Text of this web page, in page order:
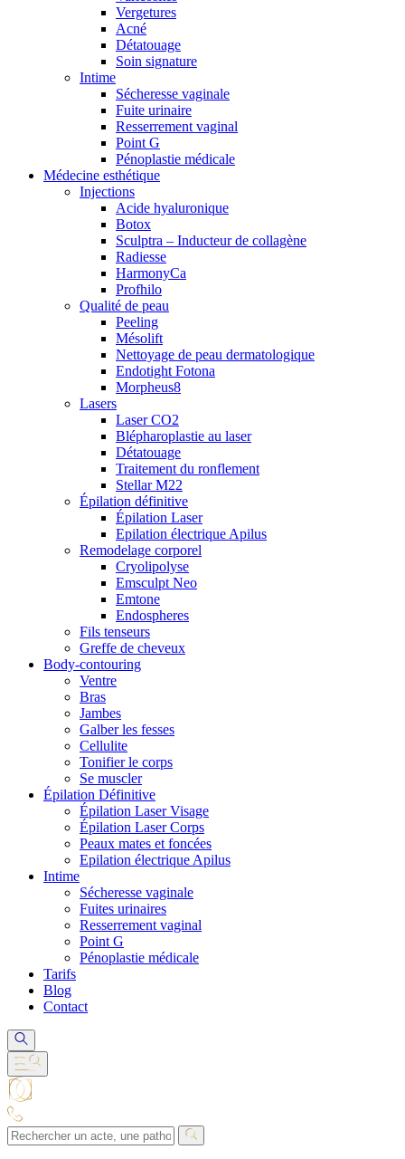
Vergetures
Acné
Détatouage
Soin signature
Intime
Sécheresse vaginale
Fuite urinaire
Resserrement vaginal
Point G
Pénoplastie médicale
Médecine esthétique
Injections
Acide hyaluronique
Botox
Sculptra – Inducteur de collagène
Radiesse
HarmonyCa
Profhilo
Qualité de peau
Peeling
Mésolift
Nettoyage de peau dermatologique
Endotight Fotona
Morpheus8
Lasers
Laser CO2
Blépharoplastie au laser
Détatouage
Traitement du ronflement
Stellar M22
Épilation définitive
Épilation Laser
Epilation électrique Apilus
Remodelage corporel
Cryolipolyse
Emsculpt Neo
Emtone
Endospheres
Fils tenseurs
Greffe de cheveux
Body-contouring
Ventre
Bras
Jambes
Galber les fesses
Cellulite
Tonifier le corps
Se muscler
Épilation Définitive
Épilation Laser Visage
Épilation Laser Corps
Peaux mates et foncées
Epilation électrique Apilus
Intime
Sécheresse vaginale
Fuites urinaires
Resserrement vaginal
Point G
Pénoplastie médicale
Tarifs
Blog
Contact